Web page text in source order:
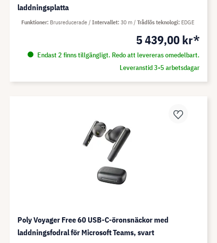
laddningsplatta
5 439,00 kr*
Endast 2 finns tillgängligt. Redo att levereras omedelbart.
Leveranstid 3-5 arbetsdagar
Funktioner Brusreducerade Intervallet 30 m Trådlös teknologi EDGE
Poly Voyager Free 60 USB-C-öronsnäckor med
laddningsfodral för Microsoft Teams, svart